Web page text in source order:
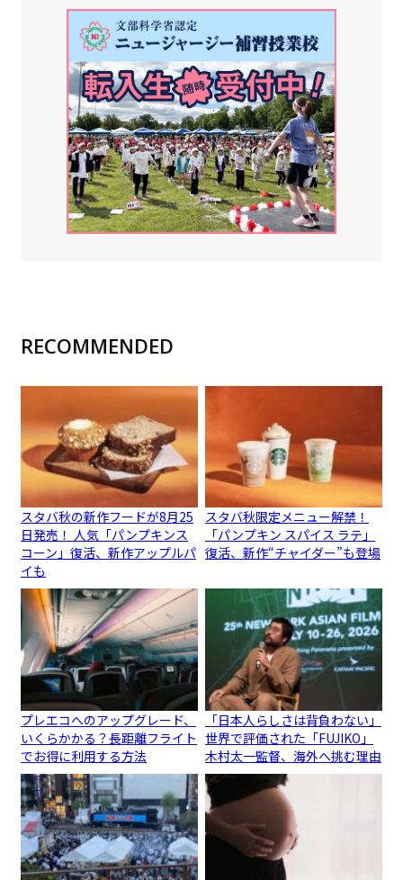
RECOMMENDED
スタバ秋の新作フードが8月25
日発売！ 人気「パンプキンス
コーン」復活、新作アップルパ
イも
スタバ秋限定メニュー解禁！
「パンプキン スパイス ラテ」
復活、新作“チャイダー”も登場
プレエコへのアップグレード、
いくらかかる？長距離フライト
でお得に利用する方法
「日本人らしさは背負わない」
世界で評価された「FUJIKO」
木村太一監督、海外へ挑む理由